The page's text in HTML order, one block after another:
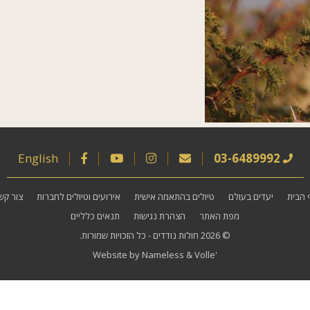
03-6489992
English
הבית יעדים בעולם טיולים בהתאמה אישית אירועים וטיולים לחברות
צור
מפת האתר
הצהרת נגישות
תנאים כלליים
© 2026
חולות נודדים - כל הזכויות שמורות.
Website by Nameless &Volle'